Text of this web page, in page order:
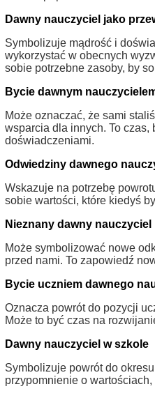
Dawny nauczyciel jako
Symbolizuje mądrość i
wykorzystać w obecnych
sobie potrzebne zasoby, by
Bycie dawnym
Może oznaczać, że sami
wsparcia dla innych. To czas,
doświadczeniami.
Odwiedziny dawnego
Wskazuje na potrzebę
sobie wartości, które kiedyś
Nieznany dawny nauczyciel
Może symbolizować nowe
przed nami. To zapowiedź
Bycie uczniem dawnego
Oznacza powrót do pozycji
Może to być czas na
Dawny nauczyciel w szkole
Symbolizuje powrót do
przypomnienie o